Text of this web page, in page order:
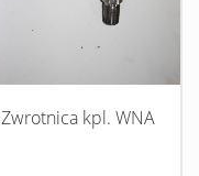
Zwrotnica kpl. WNA